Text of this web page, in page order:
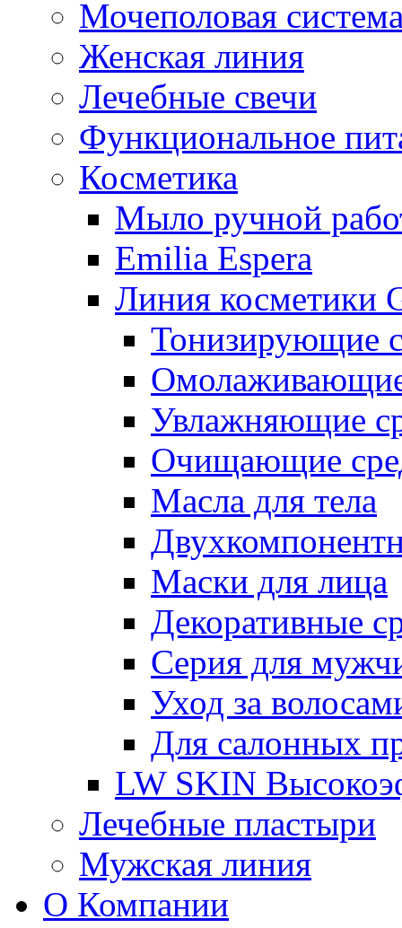
Мочеполовая
Женская линия
Лечебные свечи
Функциональное
Косметика
Мыло ручной
Emilia Espera
Линия косметики
Тонизирующие
Омолаживающие
Увлажняющие
Очищающие
Масла для тела
Маски для лица
Декоративные
Серия для
Уход за
Для салонных
LW SKIN
Лечебные пластыри
Мужская линия
О Компании